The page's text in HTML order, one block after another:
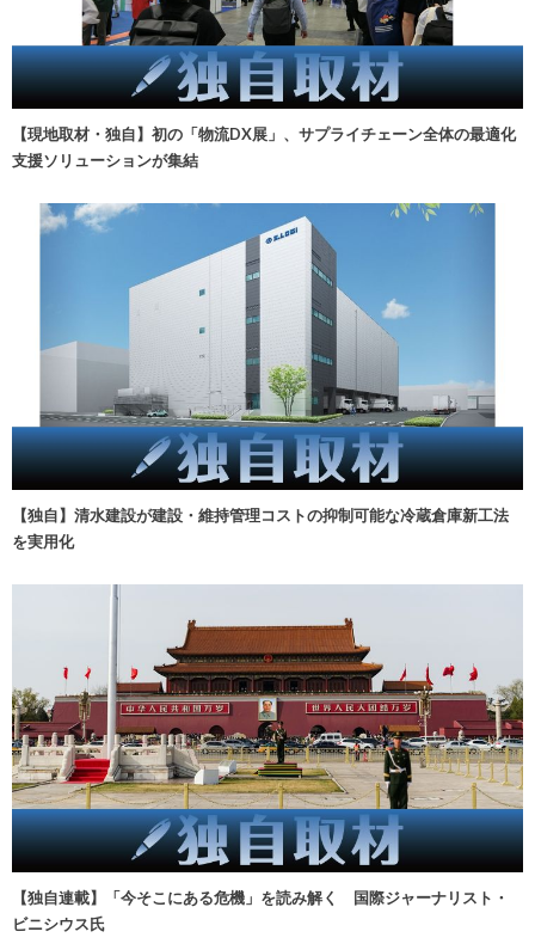
【現地取材・独自】初の「物流DX展」、サプライチェーン全体の最適化
支援ソリューションが集結
【独自】清水建設が建設・維持管理コストの抑制可能な冷蔵倉庫新工法
を実用化
【独自連載】「今そこにある危機」を読み解く 国際ジャーナリスト・
ビニシウス氏